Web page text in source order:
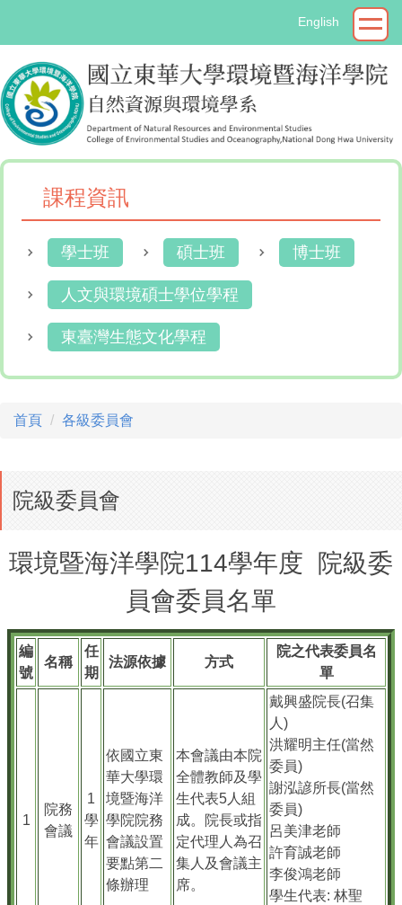
要
內
容
區
English
課程資訊
學士班 碩士班 博士班
人文與環境碩士學位學程
東臺灣生態文化學程
首頁 各級委員會
院級委員會
環境暨海洋學院114學年度 院級委
員會委員名單
編
號
名稱
任
期
法源依據 方式
院之代表委員名
單
1
院務
會議
1
學
年
依國立東
華大學環
境暨海洋
學院院務
會議設置
要點第二
條辦理
本會議由本院
全體教師及學
生代表5人組
成。院長或指
定代理人為召
集人及會議主
席。
戴興盛院長(召集
人)
洪耀明主任(當然
委員)
謝泓諺所長(當然
委員)
呂美津老師
許育誠老師
李俊鴻老師
學生代表: 林聖